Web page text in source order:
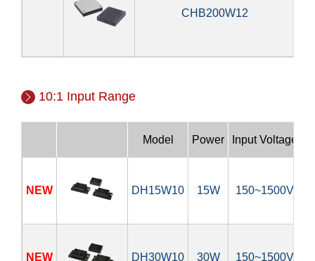
CHB200W12
10:1 Input Range
Model Power Input Voltage
NEW DH15W10 15W 150~1500V
NEW DH30W10 30W 150~1500V